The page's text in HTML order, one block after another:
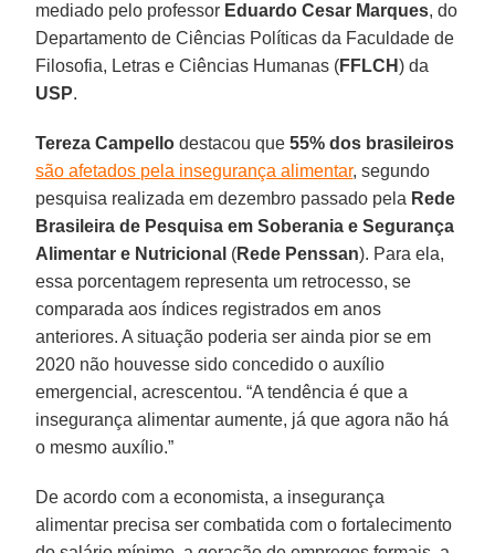
mediado pelo professor Eduardo Cesar Marques, do
Departamento de Ciências Políticas da Faculdade de
Filosofia, Letras e Ciências Humanas (FFLCH) da
USP.
Tereza Campello destacou que55% dos brasileiros
são afetados pela insegurança alimentar, segundo
pesquisa realizada em dezembro passado pela Rede
Brasileira de Pesquisa em Soberania e Segurança
Alimentar e Nutricional (Rede Penssan). Para ela,
essa porcentagem representa um retrocesso, se
comparada aos índices registrados em anos
anteriores. A situação poderia ser ainda pior se em
2020 não houvesse sido concedido o auxílio
emergencial, acrescentou. “A tendência é que a
insegurança alimentar aumente, já que agora não há
o mesmo auxílio.”
De acordo com a economista, a insegurança
alimentar precisa ser combatida com o fortalecimento